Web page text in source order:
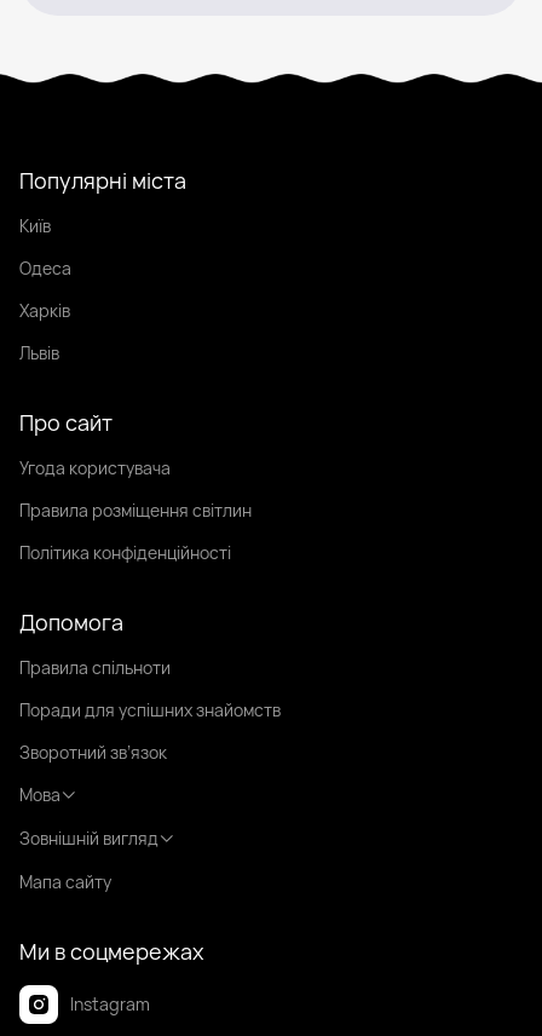
Популярні міста
Київ
Одеса
Харків
Львів
Про сайт
Угода користувача
Правила розміщення світлин
Політика конфіденційності
Допомога
Правила спільноти
Поради для успішних знайомств
Зворотний зв’язок
Мова
Зовнішній вигляд
Мапа сайту
Ми в соцмережах
Instagram